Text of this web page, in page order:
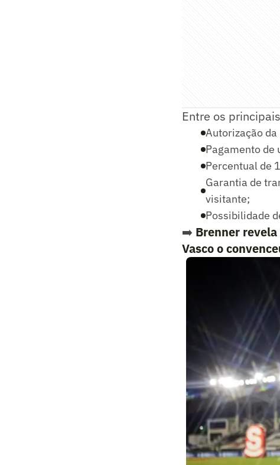
Entre os
Autorização da
Pagamento de
Percentual de
Garantia de
visitante;
Possibilidade
➡️ Brenner
Vasco o